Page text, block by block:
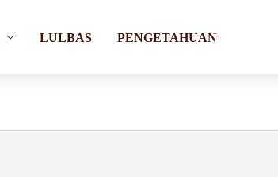
LULBAS PENGETAHUAN